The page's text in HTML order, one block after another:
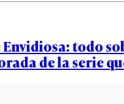
Envidiosa: todo
de la serie